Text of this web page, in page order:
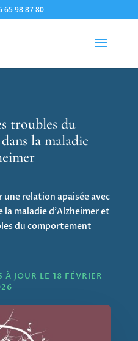
65 98 87 80
troubles du
la maladie
relation apaisée avec
maladie d’Alzheimer et
du comportement
JOUR LE 18 FÉVRIER